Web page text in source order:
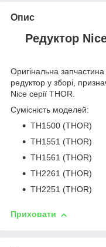
Опис
Редуктор
Оригінальна запчастина
редуктор у зборі,
Nice серії THOR.
Сумісність моделей:
TH1500 (THOR)
ТН1551 (THOR)
TH1561 (THOR)
TH2261 (THOR)
ТН2251 (THOR)
Приховати